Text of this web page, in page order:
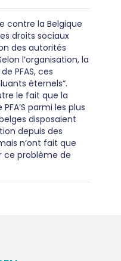
contre la Belgique
droits sociaux
des autorités
l’organisation, la
PFAS, ces
éternels“.
le fait que la
parmi les plus
disposaient
depuis des
n’ont fait que
ce problème de